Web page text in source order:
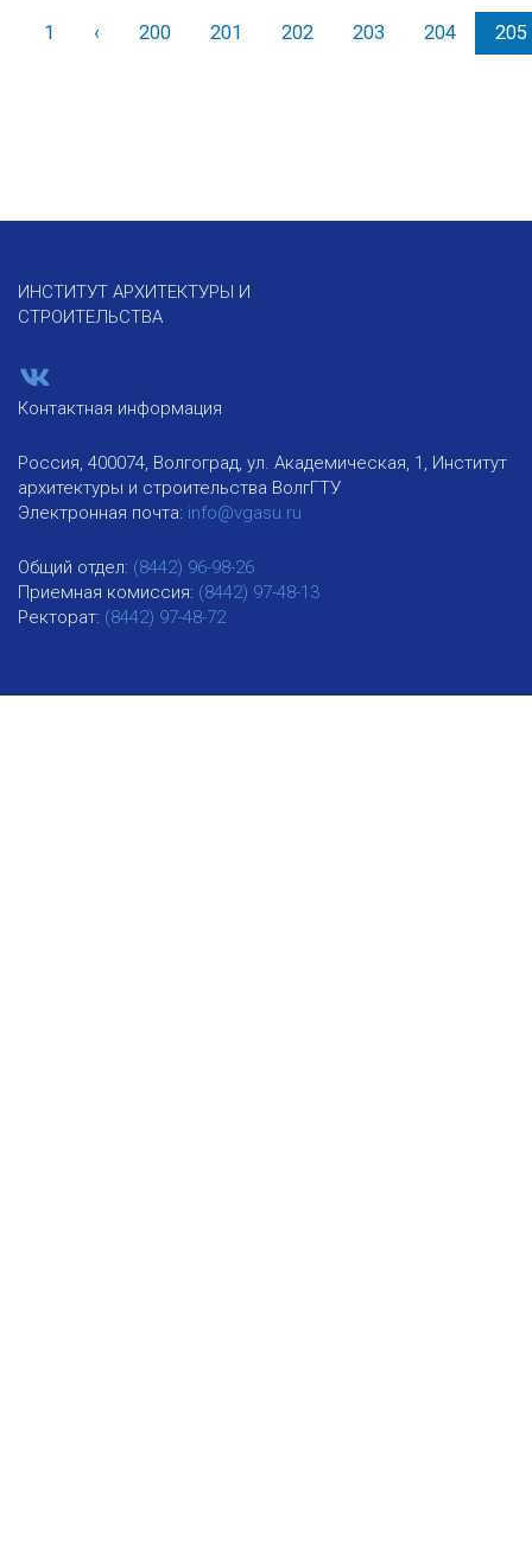
1 ‹Назад200 201 202 203 204 205
ИНСТИТУТ АРХИТЕКТУРЫ И
СТРОИТЕЛЬСТВА
Контактная информация
Россия, 400074, Волгоград, ул. Академическая, 1, Институт
архитектуры и строительства ВолгГТУ
Электронная почта: info@vgasu.ru
Общий отдел: (8442) 96-98-26
Приемная комиссия: (8442) 97-48-13
Ректорат: (8442) 97-48-72